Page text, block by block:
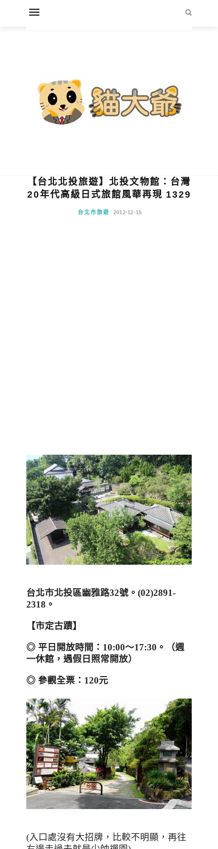
【台北北投旅遊】北投文物館：台灣
20年代高級日式旅館風華再現 1329
台北市旅遊 2012-12-15
台北市北投區幽雅路32號。 (02)2891-
2318 。
【市定古蹟】
◎ 平日開放時間： 10:00～17:30 。（週
一休館，遇假日照常開放）
◎ 參觀全票：120元
(入口處沒有大招牌，比較不明顯，再往